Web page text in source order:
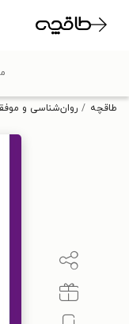
طاقچه روان‌شناسی و